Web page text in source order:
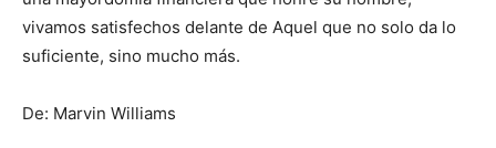
vivamos satisfechos delante de Aquel que no solo da lo
suficiente, sino mucho más.
De: Marvin Williams